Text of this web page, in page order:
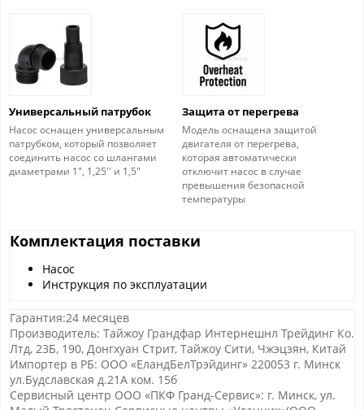
Универсальный патрубок
Насос оснащен универсальным
патрубком, который позволяет
соединить насос со шлангами
диаметрами 1", 1,25'' и 1,5"
Защита от перегрева
Модель оснащена защитой
двигателя от перегрева,
которая автоматически
отключит насос в случае
превышения безопасной
температуры
Комплектация поставки
Насос
Инструкция по эксплуатации
Гарантия:24 месяцев
Производитель: Тайжоу Грандфар Интернешнл Трейдинг Ко.
Лтд, 23Б, 190, Донгхуан Стрит, Тайжоу Сити, Чжэцзян, Китай
Импортер в РБ: ООО «ЕландБелТрэйдинг» 220053 г. Минск
ул.Будславская д.21А ком. 15б
Сервисный центр ООО «ПКФ Гранд-Сервис»: г. Минск, ул.